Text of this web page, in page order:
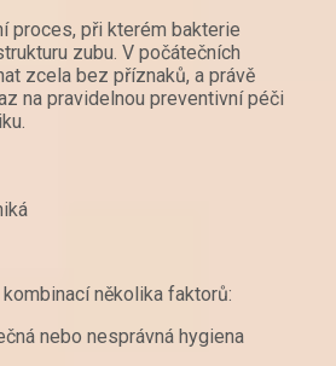
proces, při kterém bakterie
zubu. V počátečních
zcela bez příznaků, a právě
na pravidelnou preventivní péči
několika faktorů:
nebo nesprávná hygiena